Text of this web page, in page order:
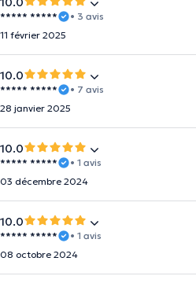
***** *****
• 3 avis
11 février 2025
10.0
***** *****
• 7 avis
28 janvier 2025
10.0
***** *****
• 1 avis
03 décembre 2024
10.0
***** *****
• 1 avis
08 octobre 2024